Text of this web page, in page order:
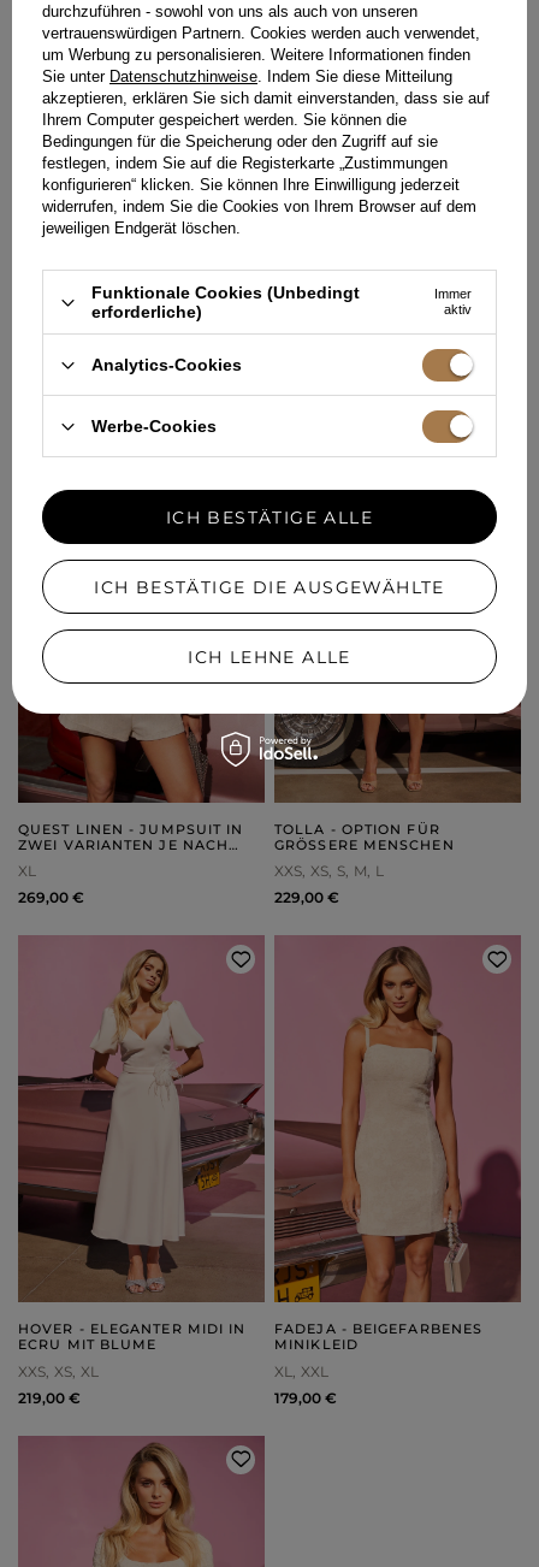
XS XL XXL
199,00 €
269,00 €
QUEST LINEN - JUMPSUIT IN
ZWEI VARIANTEN JE NACH
XL
269,00 €
TOLLA - OPTION FÜR
GRÖSSERE MENSCHEN
XXS XS S M L
229,00 €
HOVER - ELEGANTER MIDI IN
ECRU MIT BLUME
XXS XS XL
219,00 €
FADEJA - BEIGEFARBENES
MINIKLEID
XL
XXL
179,00 €
durchzuführen - sowohl von uns als auch von unseren
vertrauenswürdigen Partnern. Cookies werden auch verwendet,
um Werbung zu personalisieren. Weitere Informationen finden
Sie unter Datenschutzhinweise. Indem Sie diese Mitteilung
akzeptieren, erklären Sie sich damit einverstanden, dass sie auf
Ihrem Computer gespeichert werden. Sie können die
Bedingungen für die Speicherung oder den Zugriff auf sie
festlegen, indem Sie auf die Registerkarte „Zustimmungen
konfigurieren“ klicken. Sie können Ihre Einwilligung jederzeit
widerrufen, indem Sie die Cookies von Ihrem Browser auf dem
jeweiligen Endgerät löschen.
Funktionale Cookies (Unbedingt
erforderliche)
Immer
aktiv
Analytics-Cookies
Werbe-Cookies
ICH BESTÄTIGE DIE AUSGEWÄHLTE
ICH LEHNE ALLE
ICH BESTÄTIGE ALLE